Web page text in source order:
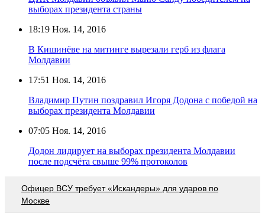
выборах президента страны
18:19 Ноя. 14, 2016
В Кишинёве на митинге вырезали герб из флага
Молдавии
17:51 Ноя. 14, 2016
Владимир Путин поздравил Игоря Додона с победой на
выборах президента Молдавии
07:05 Ноя. 14, 2016
Додон лидирует на выборах президента Молдавии
после подсчёта свыше 99% протоколов
Офицер ВСУ требует «Искандеры» для ударов по
Москве